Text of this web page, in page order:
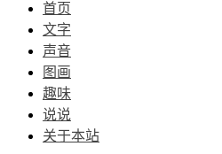
首页
文字
声音
图画
趣味
说说
关于本站